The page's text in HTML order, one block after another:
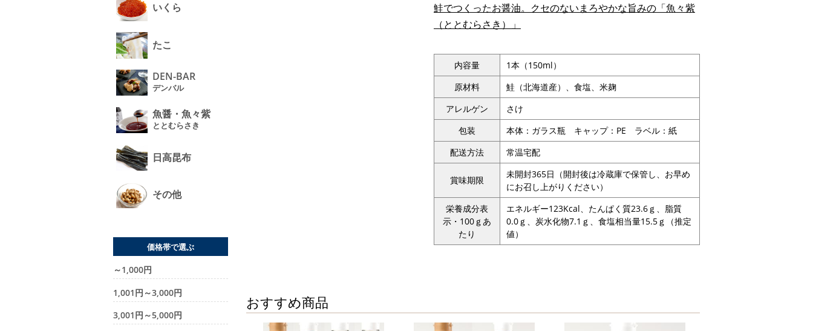
いくら
たこ
DEN-BAR
デンバル
魚醤・魚々紫
ととむらさき
日高昆布
その他
価格帯で選ぶ
～1,000円
1,001円～3,000円
3,001円～5,000円
鮭でつくったお醤油。クセのないまろやかな旨みの「魚々紫
（ととむらさき）」
内容量
1本（150ml）
原材料
鮭（北海道産）、食塩、米麹
アレルゲン
さけ
包装
本体：ガラス瓶 キャップ：PE ラベル：紙
配送方法
常温宅配
賞味期限
未開封365日（開封後は冷蔵庫で保管し、お早め
にお召し上がりください）
栄養成分表
示・100ｇあ
たり
エネルギー123Kcal、たんぱく質23.6ｇ、脂質
0.0ｇ、炭水化物7.1ｇ、食塩相当量15.5ｇ（推定
値）
おすすめ商品